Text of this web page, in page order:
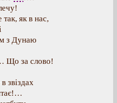
як в нас,
з Дунаю
Що за слово!
звіздах